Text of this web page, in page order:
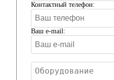
Контактный телефон:
Ваш e-mail: